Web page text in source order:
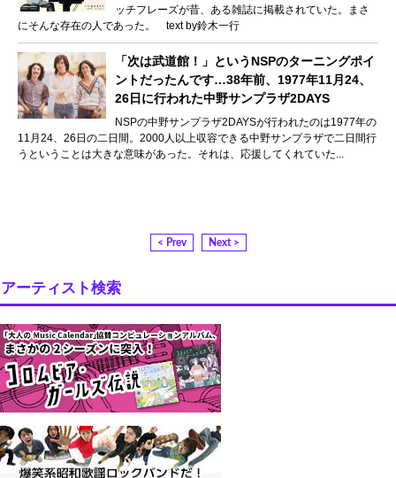
ッチフレーズが昔、ある雑誌に掲載されていた。まさ
にそんな存在の人であった。 text by鈴木一行
「次は武道館！」というNSPのターニングポイ
ントだったんです…38年前、1977年11月24、
26日に行われた中野サンプラザ2DAYS
NSPの中野サンプラザ2DAYSが行われたのは1977年の
11月24、26日の二日間。2000人以上収容できる中野サンプラザで二日間行
うということは大きな意味があった。それは、応援してくれていた...
< Prev Next >
アーティスト検索